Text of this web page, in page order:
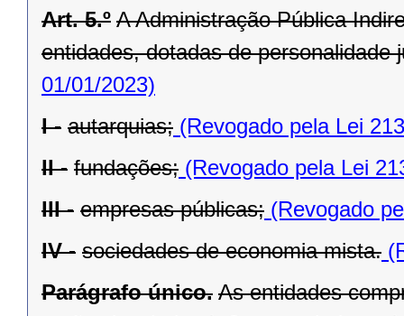
Art. 5.º A Administração Pública
entidades, dotadas de personalidade
01/01/2023)
I - autarquias; (Revogado pela Lei
II - fundações; (Revogado pela Lei
III - empresas públicas; (Revogado
IV - sociedades de economia mista.
Parágrafo único. As entidades